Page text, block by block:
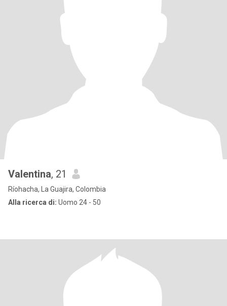
Valentina, 21
Ríohacha, La Guajira, Colombia
Alla ricerca di: Uomo 24 - 50